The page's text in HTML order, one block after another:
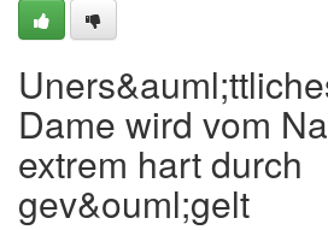
Dame wird vom
extrem hart durch
gev&ouml;gelt